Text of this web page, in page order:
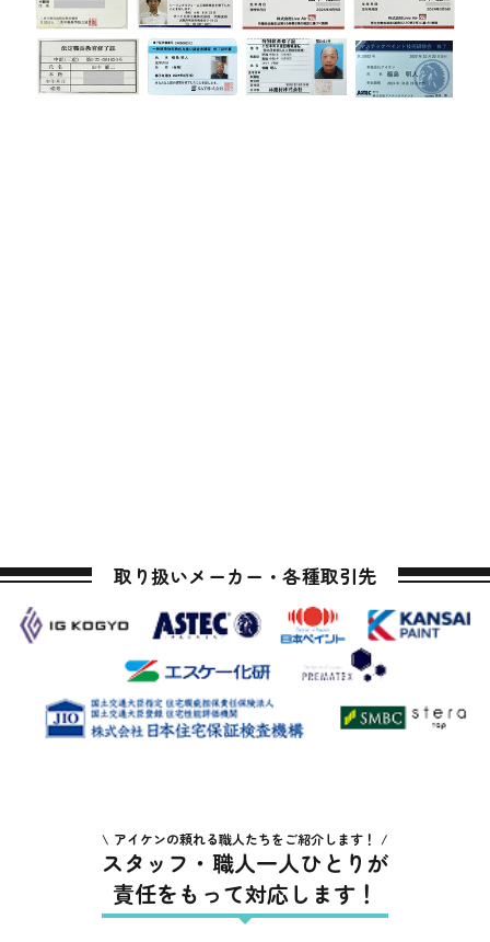
取り扱いメーカー・各種取引先
アイケンの頼れる職人たちをご紹介します！
スタッフ・職人一人ひとりが
責任をもって対応します！